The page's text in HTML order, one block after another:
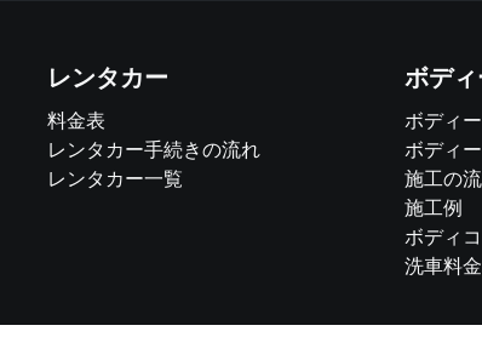
レンタカー
料金表
レンタカー手続きの流れ
レンタカー一覧
ボデ
ボディ
ボディ
施工の
施工例
ボディ
洗車料